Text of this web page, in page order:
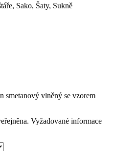
, Sako, Šaty, Sukně
smetanový vlněný se vzorem
Vyžadované informace